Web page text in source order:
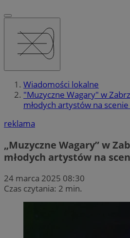
Wiadomości lokalne
"Muzyczne Wagary" w
młodych artystów na
reklama
„Muzyczne Wagary” w
młodych artystów na
24 marca 2025 08:30
Czas czytania: 2 min.